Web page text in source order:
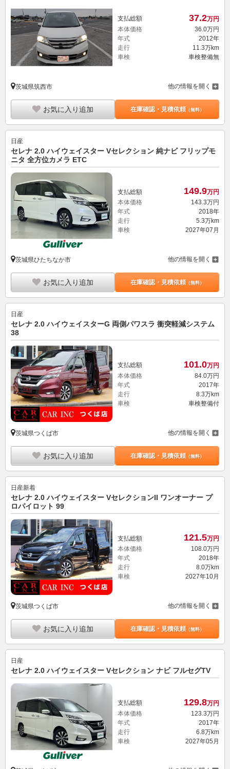
支払総額 37.2万円
本体価格
36.0万円
年式
2012年
走行
11.3万km
車検
車検整備無
茨城県筑西市 他の情報を開く
お気に入り追加 在庫確認・見積依頼（無料）
日産
セレナ 2.0 ハイウェイスター Vセレクション 純ナビ フリップモ
ニタ 全方位カメラ ETC
支払総額 149.9万円
本体価格
143.3万円
年式
2018年
走行
5.3万km
車検
2027年07月
茨城県ひたちなか市 他の情報を開く
お気に入り追加 在庫確認・見積依頼（無料）
日産
セレナ 2.0 ハイウェイスターG 両側パワスラ 衝突軽減システム
38
支払総額 101.0万円
本体価格
84.0万円
年式
2017年
走行
8.3万km
車検
車検整備付
茨城県つくば市 他の情報を開く
お気に入り追加 在庫確認・見積依頼（無料）
日産新着
セレナ 2.0 ハイウェイスター VセレクションII ワンオーナー プ
ロパイロット 99
支払総額 121.5万円
本体価格
108.0万円
年式
2018年
走行
8.0万km
車検
2027年10月
茨城県つくば市 他の情報を開く
お気に入り追加 在庫確認・見積依頼（無料）
日産
セレナ 2.0 ハイウェイスター Vセレクション ナビ フルセグTV
支払総額 129.8万円
本体価格
123.3万円
年式
2017年
走行
6.8万km
車検
2027年05月